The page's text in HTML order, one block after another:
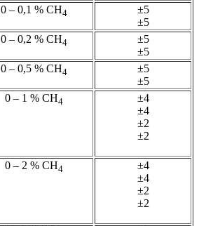
0 – 0,1 % СН4
±5
±5
0 – 0,2 % СН4
±5
±5
0 – 0,5 % СН4
±5
±5
0 – 1 % СН4
±4
±4
±2
±2
0 – 2 % СН4
±4
±4
±2
±2